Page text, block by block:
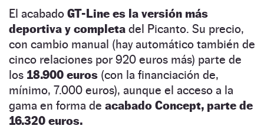
El acabado GT-Line es la versión más
deportiva y completa del Picanto. Su precio,
con cambio manual (hay automático también de
cinco relaciones por 920 euros más) parte de
los 18.900 euros (con la financiación de,
mínimo, 7.000 euros), aunque el acceso a la
gama en forma de acabado Concept, parte de
16.320 euros.